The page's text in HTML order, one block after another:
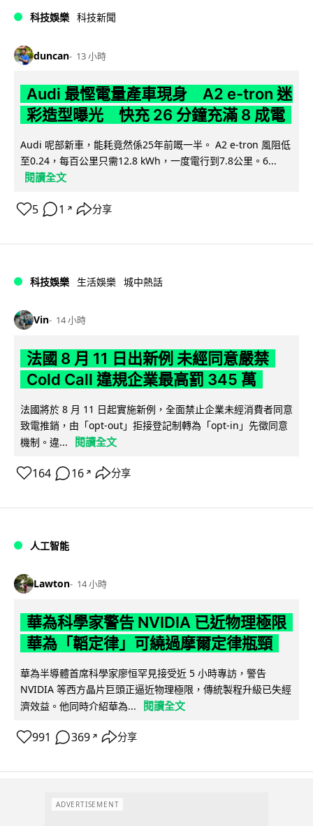
科技娛樂 科技新聞
duncan 13 小時
Audi 最慳電量產車現身 A2 e-tron 迷
彩造型曝光 快充 26 分鐘充滿 8 成電
Audi 呢部新車，能耗竟然係25年前嘅一半。 A2 e-tron 風阻低
至0.24，每百公里只需12.8 kWh，一度電行到7.8公里。6...
閱讀全文
5 1 ↗ 分享
科技娛樂 生活娛樂 城中熱話
Vin 14 小時
法國 8 月 11 日出新例 未經同意嚴禁
Cold Call 違規企業最高罰 345 萬
法國將於 8 月 11 日起實施新例，全面禁止企業未經消費者同意
致電推銷，由「opt-out」拒接登記制轉為「opt-in」先徵同意
機制。違...
閱讀全文
164 16 ↗ 分享
人工智能
Lawton 14 小時
華為科學家警告 NVIDIA 已近物理極限
華為「韜定律」可繞過摩爾定律瓶頸
華為半導體首席科學家廖恒罕見接受近 5 小時專訪，警告
NVIDIA 等西方晶片巨頭正逼近物理極限，傳統製程升級已失經
濟效益。他同時介紹華為...
閱讀全文
991 369 ↗ 分享
ADVERTISEMENT